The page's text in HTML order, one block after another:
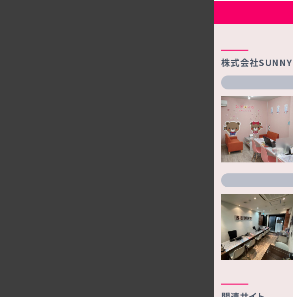
株式会社SUNNY